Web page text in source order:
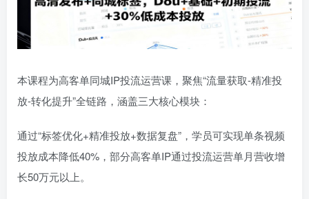
本课程为高客单同城IP投流运营课，聚焦“流量获取-精准投
放-转化提升”全链路，涵盖三大核心模块：
通过“标签优化+精准投放+数据复盘”，学员可实现单条视频
投放成本降低40%，部分高客单IP通过投流运营单月营收增
长50万元以上。